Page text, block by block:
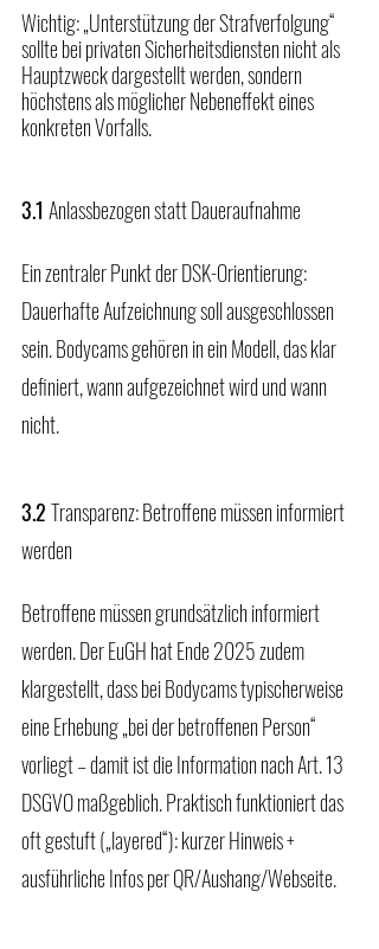
Wichtig: „Unterstützung der Strafverfolgung“
sollte bei privaten Sicherheitsdiensten nicht als
Hauptzweck dargestellt werden, sondern
höchstens als möglicher Nebeneffekt eines
konkreten Vorfalls.
3.1 Anlassbezogen statt Daueraufnahme
Ein zentraler Punkt der DSK-Orientierung:
Dauerhafte Aufzeichnung soll ausgeschlossen
sein. Bodycams gehören in ein Modell, das klar
definiert, wann aufgezeichnet wird und wann
nicht.
3.2 Transparenz: Betroffene müssen informiert
werden
Betroffene müssen grundsätzlich informiert
werden. Der EuGH hat Ende 2025 zudem
klargestellt, dass bei Bodycams typischerweise
eine Erhebung „bei der betroffenen Person“
vorliegt – damit ist die Information nach Art. 13
DSGVO maßgeblich. Praktisch funktioniert das
oft gestuft („layered“): kurzer Hinweis +
ausführliche Infos per QR/Aushang/Webseite.